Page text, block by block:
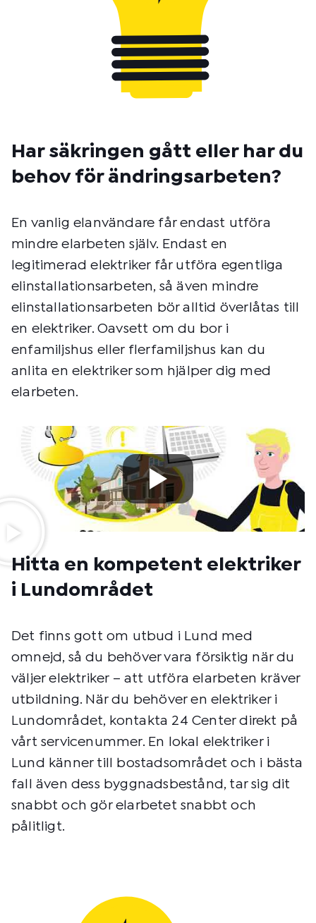
Har säkringen gått eller har du
behov för ändringsarbeten?
En vanlig elanvändare får endast utföra
mindre elarbeten själv. Endast en
legitimerad elektriker får utföra egentliga
elinstallationsarbeten, så även mindre
elinstallationsarbeten bör alltid överlåtas till
en elektriker. Oavsett om du bor i
enfamiljshus eller flerfamiljshus kan du
anlita en elektriker som hjälper dig med
elarbeten.
Hitta en kompetent elektriker
i Lundområdet
Det finns gott om utbud i Lund med
omnejd, så du behöver vara försiktig när du
väljer elektriker – att utföra elarbeten kräver
utbildning. När du behöver en elektriker i
Lundområdet, kontakta 24 Center direkt på
vårt servicenummer. En lokal elektriker i
Lund känner till bostadsområdet och i bästa
fall även dess byggnadsbestånd, tar sig dit
snabbt och gör elarbetet snabbt och
pålitligt.